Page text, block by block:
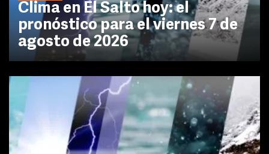
Clima en El Salto hoy: el
pronóstico para el viernes 7 de
agosto de 2026